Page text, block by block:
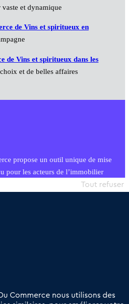
et dynamique
de Vins et spiritueux en
de Vins et spiritueux dans les
et de belles affaires
propose un outil unique de mise
pour les acteurs de l’immobilier
territoriales, simple et intégrant
Commerce nous utilisons des
Tout refuser